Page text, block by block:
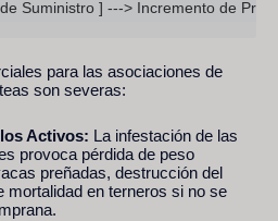
para las asociaciones de
son severas:
Activos: La infestación de las
provoca pérdida de peso
preñadas, destrucción del
mortalidad en terneros si no se